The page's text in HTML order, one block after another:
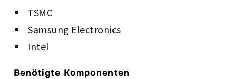
TSMC
Samsung Electronics
Intel
Benötigte Komponenten